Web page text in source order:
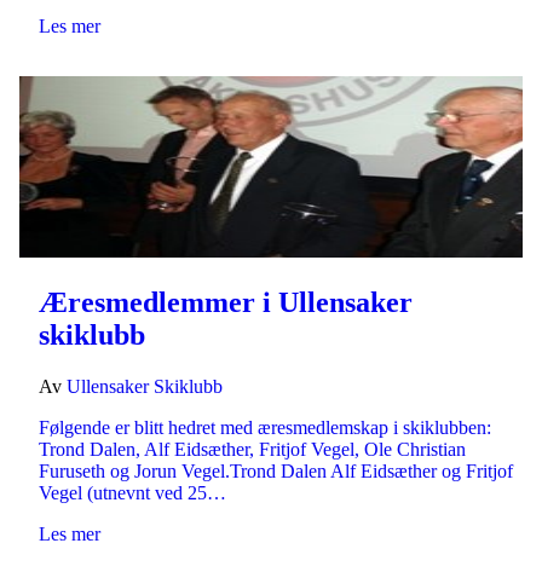
Les mer
Æresmedlemmer i Ullensaker
skiklubb
Av Ullensaker Skiklubb
Følgende er blitt hedret med æresmedlemskap i skiklubben:
Trond Dalen, Alf Eidsæther, Fritjof Vegel, Ole Christian
Furuseth og Jorun Vegel.Trond Dalen Alf Eidsæther og Fritjof
Vegel (utnevnt ved 25…
Les mer